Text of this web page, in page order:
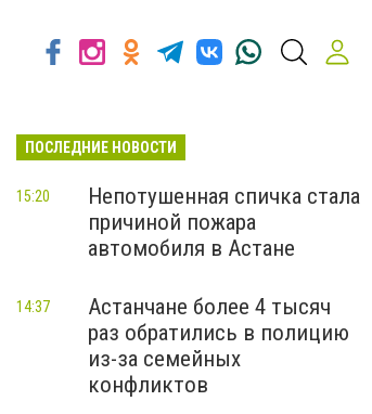
ПОСЛЕДНИЕ НОВОСТИ
Непотушенная спичка стала
причиной пожара
автомобиля в Астане
15:20
Астанчане более 4 тысяч
раз обратились в полицию
из-за семейных
конфликтов
14:37